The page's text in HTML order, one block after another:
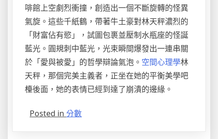
啡館上空劇烈衝撞，創造出一個不斷旋轉的怪異
氣旋。這些千紙鶴，帶著牛土豪對林天秤濃烈的
「財富佔有慾」，試圖包裹並壓制水瓶座的怪誕
藍光。圓規刺中藍光，光束瞬間爆發出一連串關
於「愛與被愛」的哲學辯論氣泡。 空間心理學林
天秤，那個完美主義者，正坐在她的平衡美學吧
檯後面，她的表情已經到達了崩潰的邊緣。
Posted in 分數